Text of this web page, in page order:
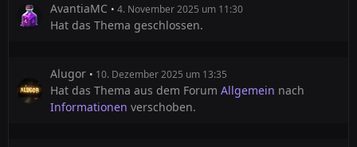
AvantiaMC 4. November 2025 um 11:30
Hat das Thema geschlossen.
Alugor 10. Dezember 2025 um 13:35
Hat das Thema aus dem Forum Allgemein nach
Informationen verschoben.